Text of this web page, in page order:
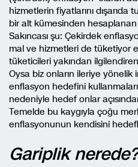
hizmetlerin fiyatlarını
bir alt kümesinden
Sakıncası şu: Çekirdek
mal ve hizmetleri de tüketiyor
tüketicileri yakından
Oysa biz onların ileriye yönelik
enflasyon hedefini
nedeniyle hedef onlar
Temelde bu kaygıyla çoğu
enflasyonunun kendisini
Gariplik nerede?